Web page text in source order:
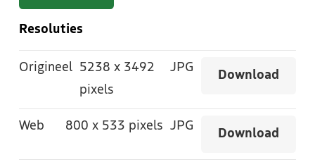
Resoluties
Origineel 5238 x 3492
pixels
JPG
Download
Web 800 x 533 pixels JPG
Download